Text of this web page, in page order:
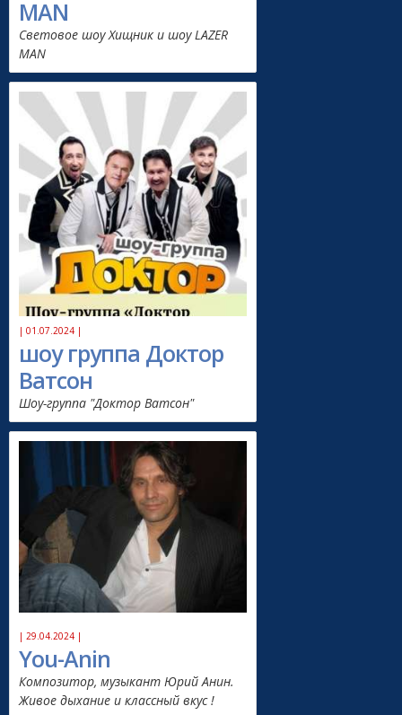
MAN
Световое шоу Хищник и шоу LAZER
MAN
| 01.07.2024 |
шоу группа Доктор
Ватсон
Шоу-группа "Доктор Ватсон"
| 29.04.2024 |
You-Anin
Композитор, музыкант Юрий Анин.
Живое дыхание и классный вкус !